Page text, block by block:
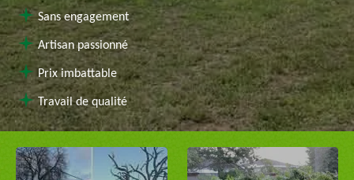
Sans engagement
Artisan passionné
Prix imbattable
Travail de qualité